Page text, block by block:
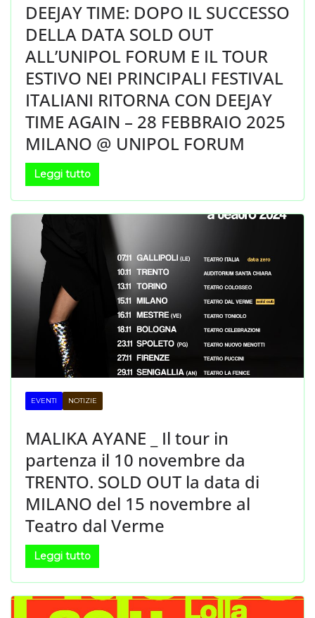
DEEJAY TIME: DOPO IL SUCCESSO
DELLA DATA SOLD OUT
ALL’UNIPOL FORUM E IL TOUR
ESTIVO NEI PRINCIPALI FESTIVAL
ITALIANI RITORNA CON DEEJAY
TIME AGAIN – 28 FEBBRAIO 2025
MILANO @ UNIPOL FORUM
Leggi tutto
EVENTI NOTIZIE
MALIKA AYANE _ Il tour in
partenza il 10 novembre da
TRENTO. SOLD OUT la data di
MILANO del 15 novembre al
Teatro dal Verme
Leggi tutto